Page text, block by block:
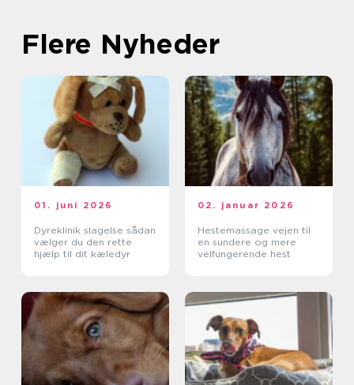
Flere Nyheder
01. juni 2026
Dyreklinik slagelse sådan
vælger du den rette
hjælp til dit kæledyr
02. januar 2026
Hestemassage vejen til
en sundere og mere
velfungerende hest